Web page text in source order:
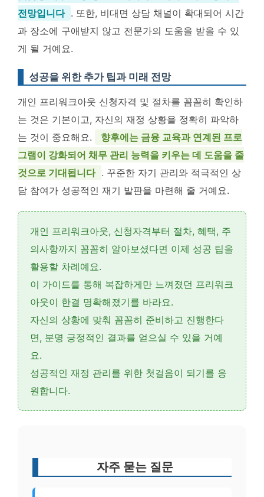
전망입니다 . 또한, 비대면 상담 채널이 확대되어 시간
과 장소에 구애받지 않고 전문가의 도움을 받을 수 있
게 될 거예요.
성공을 위한 추가 팁과 미래 전망
개인 프리워크아웃 신청자격 및 절차를 꼼꼼히 확인하
는 것은 기본이고, 자신의 재정 상황을 정확히 파악하
는 것이 중요해요.
향후에는 금융 교육과 연계된 프로
그램이 강화되어 채무 관리 능력을 키우는 데 도움을 줄
것으로 기대됩니다 . 꾸준한 자기 관리와 적극적인 상
담 참여가 성공적인 재기 발판을 마련해 줄 거예요.
개인 프리워크아웃, 신청자격부터 절차, 혜택, 주
의사항까지 꼼꼼히 알아보셨다면 이제 성공 팁을
활용할 차례예요.
이 가이드를 통해 복잡하게만 느껴졌던 프리워크
아웃이 한결 명확해졌기를 바라요.
자신의 상황에 맞춰 꼼꼼히 준비하고 진행한다
면, 분명 긍정적인 결과를 얻으실 수 있을 거예
요.
성공적인 재정 관리를 위한 첫걸음이 되기를 응
원합니다.
자주 묻는 질문